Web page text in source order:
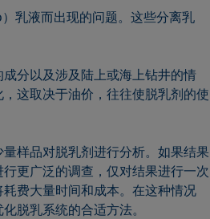
乳液而出现的问题。这些分离乳
分以及涉及陆上或海上钻井的情
这取决于油价，往往使脱乳剂的使
样品对脱乳剂进行分析。如果结果
更广泛的调查，仅对结果进行一次
费大量时间和成本。在这种情况
脱乳系统的合适方法。